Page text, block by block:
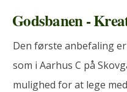
Godsbanen -
Den første anbefaling
som i Aarhus C på
mulighed for at lege